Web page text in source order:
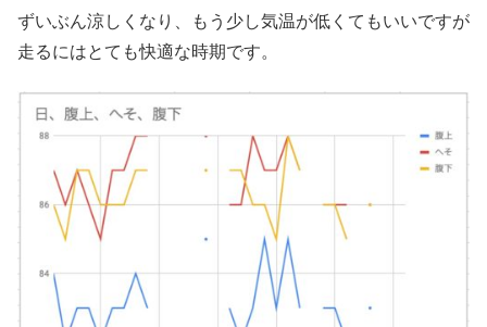
ずいぶん涼しくなり、もう少し気温が低くてもいいですが
走るにはとても快適な時期です。